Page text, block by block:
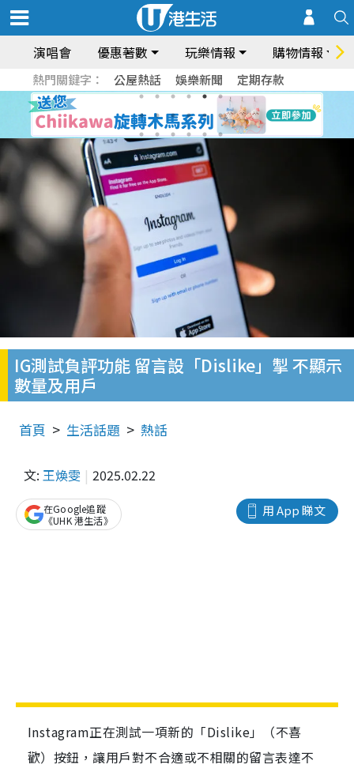
演唱會 優惠著數 玩樂情報 購物情報
熱門關鍵字： 公屋熱話 娛樂新聞 定期存款
IG測試負評功能 留言設「Dislike」掣 不顯示
數量及用戶
首頁 生活話題 熱話
文: 王煥雯 2025.02.22
用 App 睇文
在Google追蹤
《UHK 港生活》
Instagram正在測試一項新的「Dislike」（不喜
歡）按鈕，讓用戶對不合適或不相關的留言表達不